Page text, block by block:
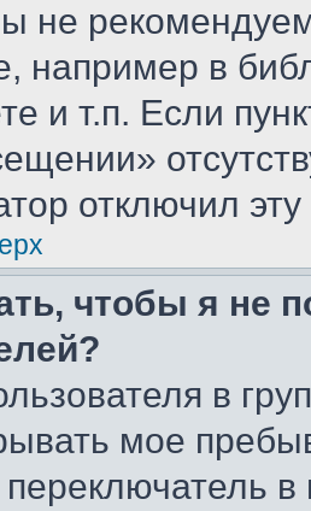
не
например в
и т.п. Если
отключил
чтобы я не
в
мое
переключатель